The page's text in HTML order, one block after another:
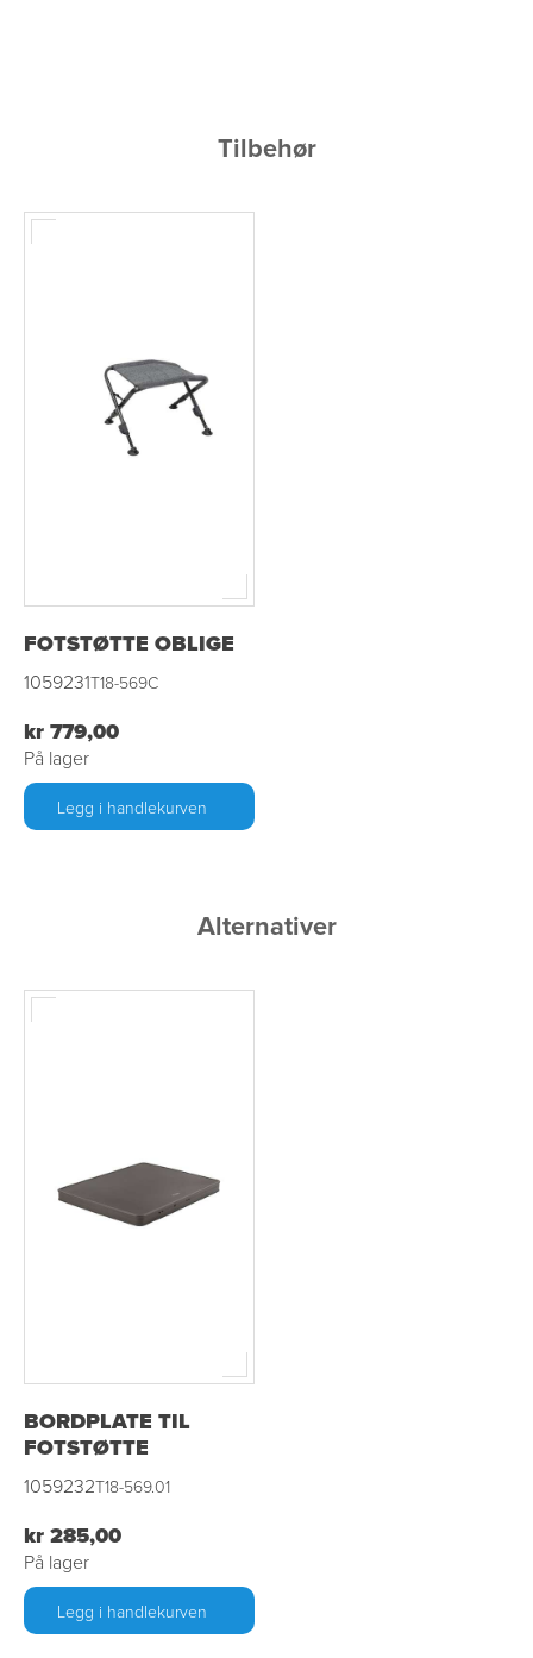
Tilbehør
FOTSTØTTE OBLIGE
1059231T18-569C
kr 779,00
På lager
Legg i handlekurven
Alternativer
BORDPLATE TIL
FOTSTØTTE
1059232T18-569.01
kr 285,00
På lager
Legg i handlekurven